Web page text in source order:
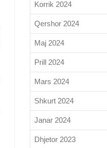
Korrik 2024
Qershor 2024
Maj 2024
Prill 2024
Mars 2024
Shkurt 2024
Janar 2024
Dhjetor 2023